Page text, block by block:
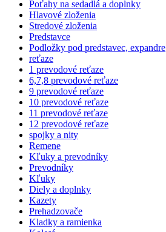
Poťahy na sedadlá a doplnky
Hlavové zloženia
Stredové zloženia
Predstavce
Podložky pod predstavec, expandre
reťaze
1 prevodové reťaze
6,7,8 prevodové reťaze
9 prevodové reťaze
10 prevodové reťaze
11 prevodové reťaze
12 prevodové reťaze
spojky a nity
Remene
Kľuky a prevodníky
Prevodníky
Kľuky
Diely a doplnky
Kazety
Prehadzovače
Kladky a ramienka